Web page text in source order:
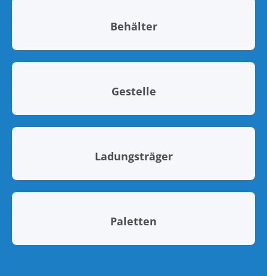
Behälter
Gestelle
Ladungsträger
Paletten